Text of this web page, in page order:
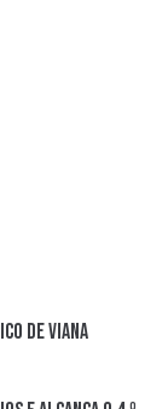
de Viana